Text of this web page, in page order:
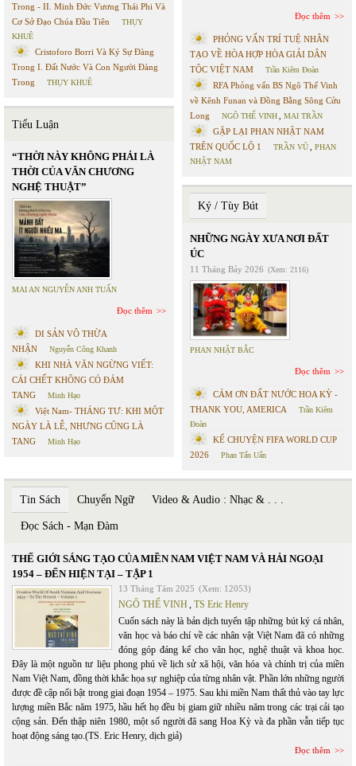
Trong - II. Minh Đức Vương Thái Phi Và
Cơ Sở Đạo Chúa Đầu Tiên
THỤY
KHUÊ
Cristoforo Borri Và Ký Sự Đàng
Trong I. Đất Nước Và Con Người Đàng
Trong
THỤY KHUÊ
Tiểu Luận
“THỜI NÀY KHÔNG PHẢI LÀ
THỜI CỦA VĂN CHƯƠNG
NGHỆ THUẬT”
MAI AN NGUYỄN ANH TUẤN
Đọc thêm
DI SẢN VÔ THỪA
NHẬN
Nguyễn Công Khanh
KHI NHÀ VĂN NGỪNG VIẾT:
CÁI CHẾT KHÔNG CÓ ĐÁM
TANG
Minh Hạo
Việt Nam- THÁNG TƯ: KHI MỘT
NGÀY LÀ LỄ, NHƯNG CŨNG LÀ
TANG
Minh Hạo
Đọc thêm
PHỎNG VẤN TRÍ TUỆ NHÂN
TẠO VỀ HÒA HỢP HÒA GIẢI DÂN
TỘC VIỆT NAM
Trần Kiêm Đoàn
RFA Phỏng vấn BS Ngô Thế Vinh
về Kênh Funan và Đồng Bằng Sông Cửu
Long
NGÔ THẾ VINH MAI TRẦN
GẶP LẠI PHAN NHẬT NAM
TRÊN QUỐC LỘ 1
TRẦN VŨ
PHAN
NHẬT NAM
Ký / Tùy Bút
NHỮNG NGÀY XƯA NƠI ĐẤT
ÚC
11 Tháng Bảy 2026 (Xem: 2116)
PHAN NHẬT BẮC
Đọc thêm
CÁM ƠN ĐẤT NƯỚC HOA KỲ -
THANK YOU, AMERICA
Trần Kiêm
Đoàn
KỂ CHUYỆN FIFA WORLD CUP
2026
Phan Tấn Uẩn
Tin Sách Chuyển Ngữ Video & Audio : Nhạc & . . .
Đọc Sách - Mạn Đàm
THẾ GIỚI SÁNG TẠO CỦA MIỀN NAM VIỆT NAM VÀ HẢI NGOẠI
1954 – ĐẾN HIỆN TẠI – TẬP 1
13 Tháng Tám 2025 (Xem: 12053)
NGÔ THẾ VINH TS Eric Henry
Cuốn sách này là bản dịch tuyển tập những bút ký cá nhân,
văn học và báo chí về các nhân vật Việt Nam đã có những
đóng góp đáng kể cho văn học, nghệ thuật và khoa học.
Đây là một nguồn tư liệu phong phú về lịch sử xã hội, văn hóa và chính trị của miền
Nam Việt Nam, đồng thời khắc họa sự nghiệp của từng nhân vật. Phần lớn những người
được đề cập nổi bật trong giai đoạn 1954 – 1975. Sau khi miền Nam thất thủ vào tay lực
lượng miền Bắc năm 1975, hầu hết họ đều bị giam giữ nhiều năm trong các trại cải tạo
cộng sản. Đến thập niên 1980, một số người đã sang Hoa Kỳ và đa phần vẫn tiếp tục
hoạt động sáng tạo.(TS. Eric Henry, dịch giả)
Đọc thêm